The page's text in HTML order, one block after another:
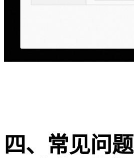
四、常见问题